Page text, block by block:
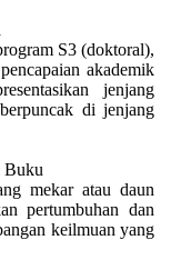
S3 (doktoral),
akademik
jenjang
di jenjang
Buku
mekar atau daun
pertumbuhan dan
keilmuan yang